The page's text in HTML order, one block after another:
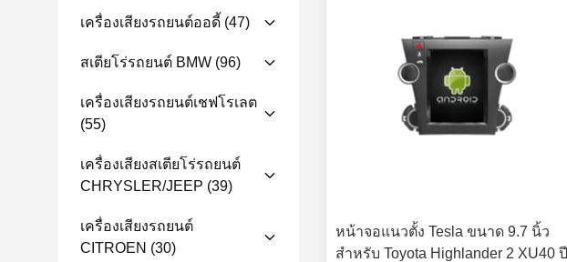
เครื่องเสียงรถยนต์ออดี้ (47)
สเตียโร่รถยนต์ BMW (96)
เครื่องเสียงรถยนต์เชฟโรเลต
(55)
เครื่องเสียงสเตียโร่รถยนต์
CHRYSLER/JEEP (39)
เครื่องเสียงรถยนต์
CITROEN (30)
หน้าจอแนวตั้ง Tesla ขนาด 9.7 นิ้ว
สำหรับ Toyota Highlander 2 XU40 ปี